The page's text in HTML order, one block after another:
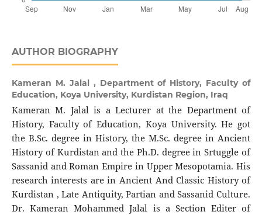
AUTHOR BIOGRAPHY
Kameran M. Jalal , Department of History, Faculty of
Education, Koya University, Kurdistan Region, Iraq
Kameran M. Jalal is a Lecturer at the Department of
History, Faculty of Education, Koya University. He got
the B.Sc. degree in History, the M.Sc. degree in Ancient
History of Kurdistan and the Ph.D. degree in Srtuggle of
Sassanid and Roman Empire in Upper Mesopotamia. His
research interests are in Ancient And Classic History of
Kurdistan , Late Antiquity, Partian and Sassanid Culture.
Dr. Kameran Mohammed Jalal is a Section Editer of